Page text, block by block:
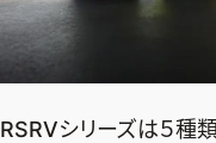
RSRVシリーズは５種類